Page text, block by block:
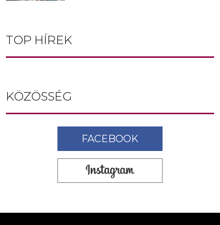
TOP HÍREK
KÖZÖSSÉG
FACEBOOK